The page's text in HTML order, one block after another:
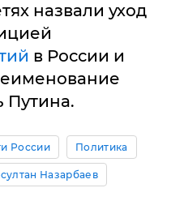
назвали уход
в России и
Путина.
России Политика
Назарбаев